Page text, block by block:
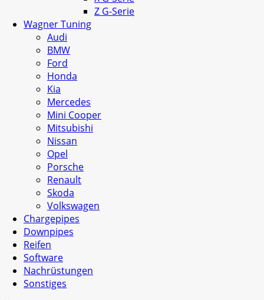
Z G-Serie
Wagner Tuning
Audi
BMW
Ford
Honda
Kia
Mercedes
Mini Cooper
Mitsubishi
Nissan
Opel
Porsche
Renault
Skoda
Volkswagen
Chargepipes
Downpipes
Reifen
Software
Nachrüstungen
Sonstiges